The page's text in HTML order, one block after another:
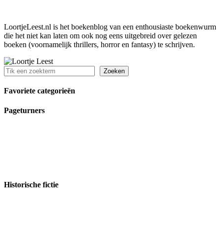
LoortjeLeest.nl is het boekenblog van een enthousiaste boekenwurm
die het niet kan laten om ook nog eens uitgebreid over gelezen
boeken (voornamelijk thrillers, horror en fantasy) te schrijven.
Zoeken Zoeken
Favoriete categorieën
Pageturners
Historische fictie